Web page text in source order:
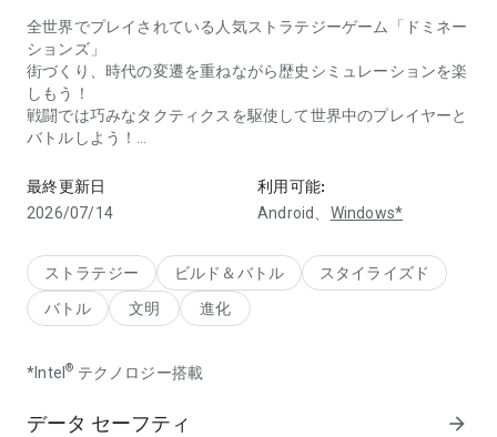
全世界でプレイされている人気ストラテジーゲーム「ドミネー
ションズ」
街づくり、時代の変遷を重ねながら歴史シミュレーションを楽
しもう！
戦闘では巧みなタクティクスを駆使して世界中のプレイヤーと
バトルしよう！
あの伝説的ゲーム「Civilization II」「Rise of Nations」のクリ
エイター"ブライアン・レイノルズ”が手掛ける歴史戦略ゲーム
◇◇ゲームの特徴◇◇
■時代の変遷
人類の歴史のように石器時代から宇宙時代まで、時代ごとに自
った先端技術が解放されていきます。
最終更新日
2026/07/14
利用可能:
Android、 Windows*
ストラテジー ビルド＆バトル
スタイライズド
バトル
文明 進化
*Intel® テクノロジー搭載
データ セーフティ arrow_forward